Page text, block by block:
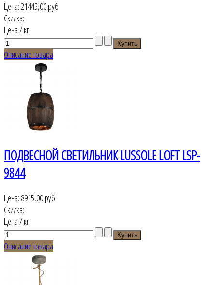
Цена:21445,00 руб
Скидка:
Цена / кг:
Описание товара
ПОДВЕСНОЙ СВЕТИЛЬНИК LUSSOLE LOFT LSP-
9844
Цена: 8915,00 руб
Скидка:
Цена / кг:
Описание товара